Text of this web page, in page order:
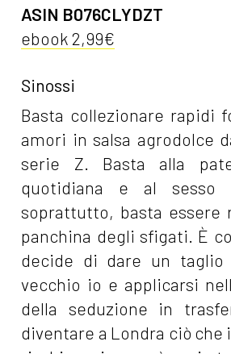
ASIN B076CLYDZT
ebook 2,99€
Sinossi
Basta collezionare rapidi
amori in salsa agrodolce
serie Z. Basta alla
quotidiana e al sesso
soprattutto, basta essere
panchina degli sfigati. È
decide di dare un taglio
vecchio io e applicarsi
della seduzione in
diventare a Londra ciò che